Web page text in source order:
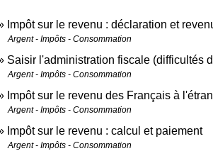
Impôt sur le revenu : déclaration et
Argent - Impôts - Consommation
Saisir l'administration fiscale (difficultés
Argent - Impôts - Consommation
Impôt sur le revenu des Français à
Argent - Impôts - Consommation
Impôt sur le revenu : calcul et paiement
Argent - Impôts - Consommation